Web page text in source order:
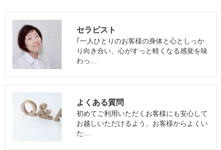
セラピスト
｢一人ひとりのお客様の身体と心としっか
り向き合い、心がすっと軽くなる感覚を味
わっ…
よくある質問
初めてご利用いただくお客様にも安心して
お越しいただけるよう、お客様からよくい
た…